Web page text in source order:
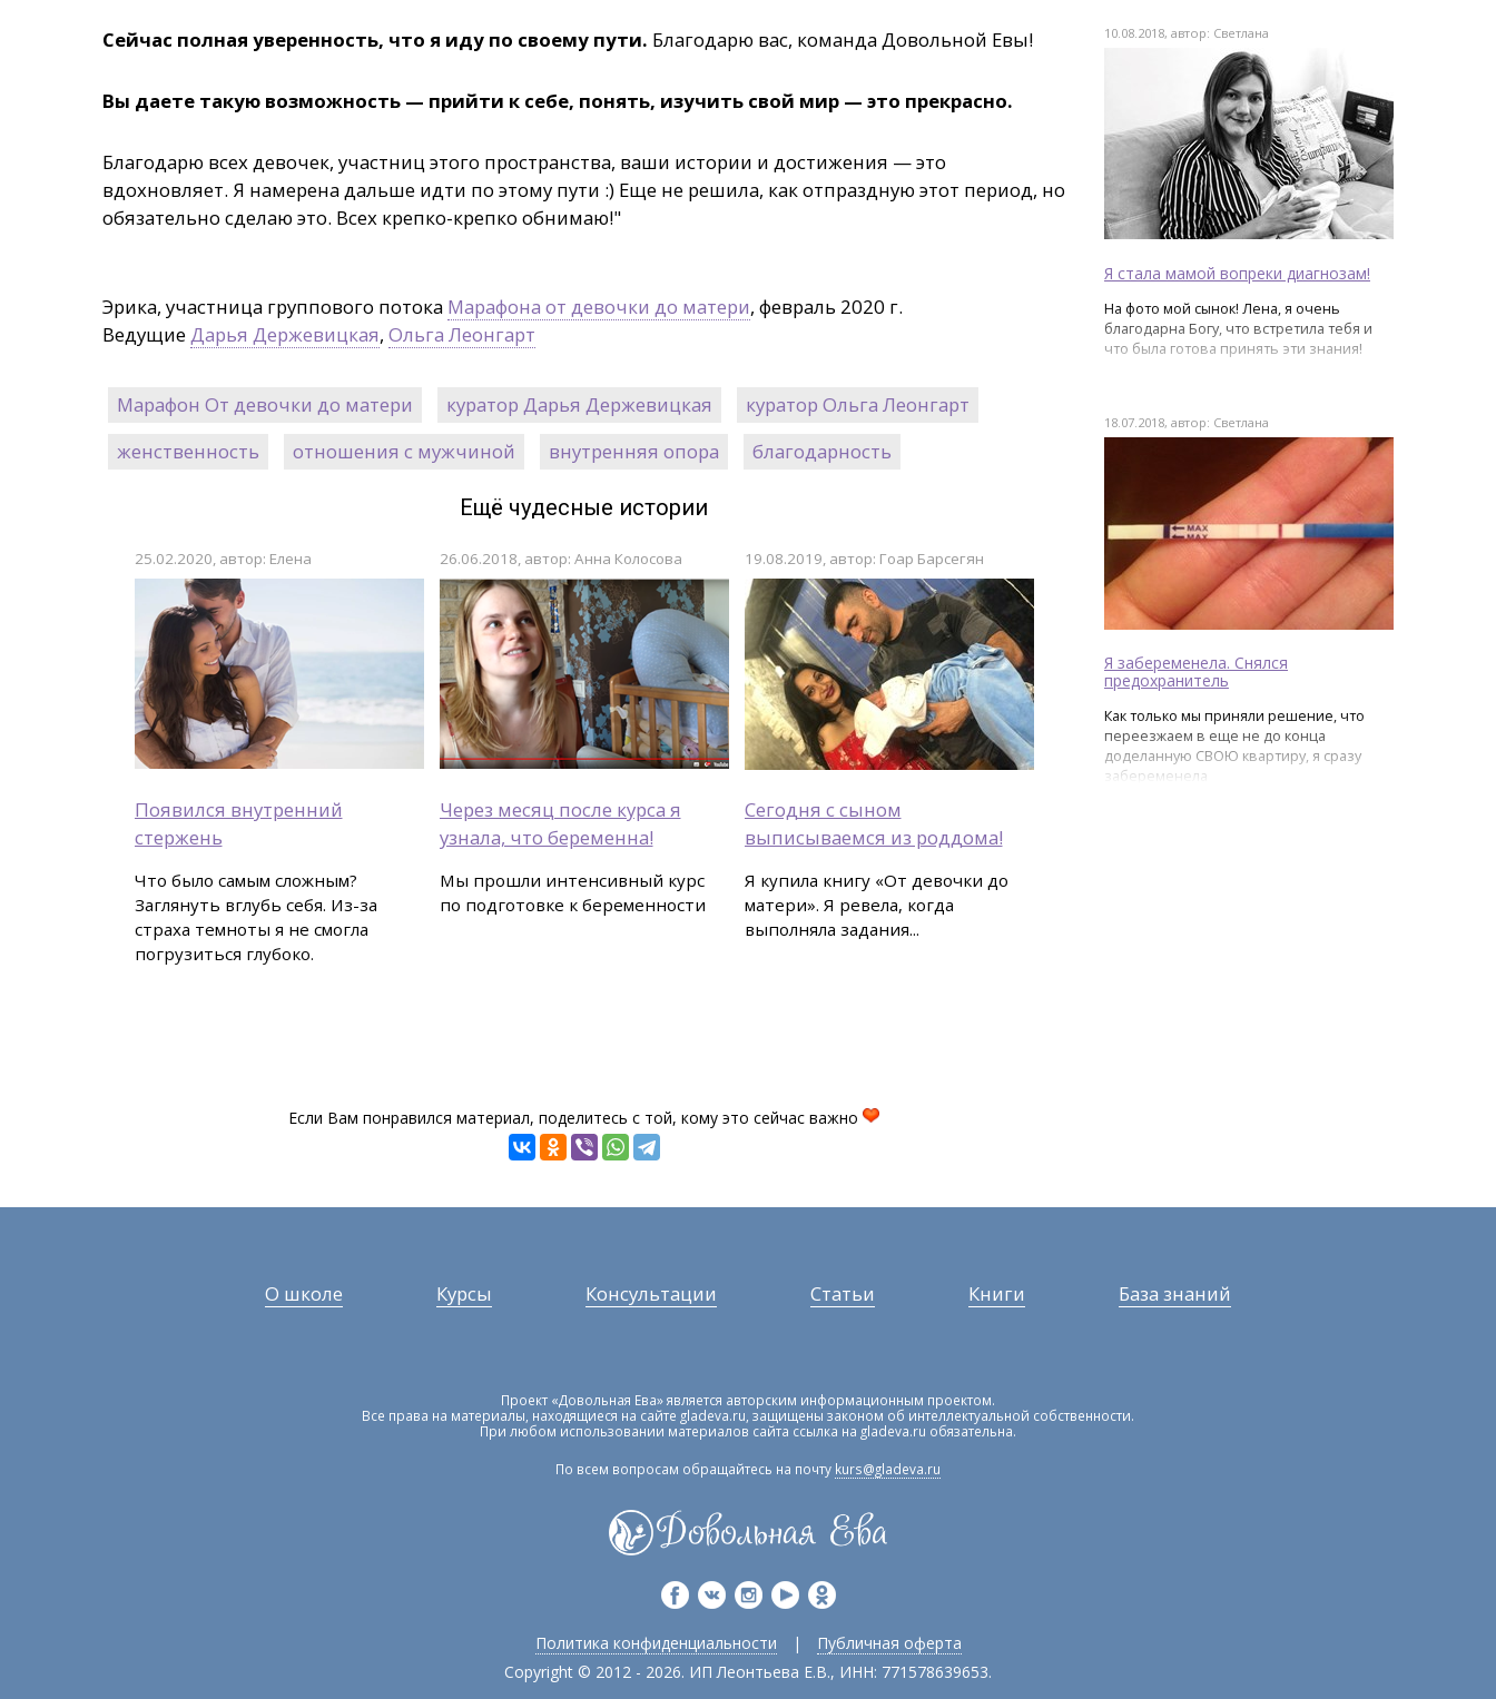
Сейчас полная уверенность, что я иду по своему пути. Благодарю вас, команда Довольной Евы!
Вы даете такую возможность — прийти к себе, понять, изучить свой мир — это прекрасно.
Благодарю всех девочек, участниц этого пространства, ваши истории и достижения — это
вдохновляет. Я намерена дальше идти по этому пути :) Еще не решила, как отпраздную этот период, но
обязательно сделаю это. Всех крепко-крепко обнимаю!"
Эрика, участница группового потока Марафона от девочки до матери, февраль 2020 г.
ВедущиеДарья Держевицкая, Ольга Леонгарт
Марафон От девочки до матери куратор Дарья Держевицкая
куратор Ольга Леонгарт
женственность
отношения с мужчиной внутренняя опора благодарность
Ещё чудесные истории
25.02.2020, автор: Елена
Появился внутренний
стержень
Что было самым сложным?
Заглянуть вглубь себя. Из-за
страха темноты я не смогла
погрузиться глубоко.
26.06.2018, автор: Анна Колосова
Через месяц после курса я
узнала, что беременна!
Мы прошли интенсивный курс
по подготовке к беременности
19.08.2019, автор: Гоар Барсегян
Сегодня с сыном
выписываемся из роддома!
Я купила книгу «От девочки до
матери». Я ревела, когда
выполняла задания...
Если Вам понравился материал, поделитесь с той, кому это сейчас важно
10.08.2018, автор: Светлана
Я стала мамой вопреки диагнозам!
На фото мой сынок! Лена, я очень
благодарна Богу, что встретила тебя и
что была готова принять эти знания!
18.07.2018, автор: Светлана
Я забеременела. Снялся
предохранитель
Как только мы приняли решение, что
переезжаем в еще не до конца
доделанную СВОЮ квартиру, я сразу
забеременела
О школе Курсы Консультации Статьи Книги База знаний
Проект «Довольная Ева» является авторским информационным проектом.
Все права на материалы, находящиеся на сайте gladeva.ru, защищены законом об интеллектуальной собственности.
При любом использовании материалов сайта ссылка на gladeva.ru обязательна.
По всем вопросам обращайтесь на почту kurs@gladeva.ru
Политика конфиденциальности |
Публичная оферта
Copyright © 2012 - 2026. ИП Леонтьева Е.В., ИНН: 771578639653.